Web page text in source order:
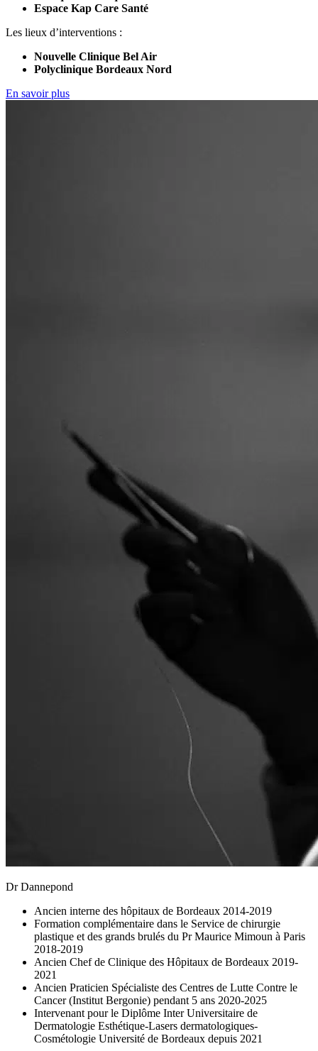
Espace Kap Care Santé
Les lieux d’interventions :
Nouvelle Clinique Bel Air
Polyclinique Bordeaux Nord
En savoir plus
Dr Dannepond
Ancien interne des hôpitaux de Bordeaux 2014-2019
Formation complémentaire dans le Service de chirurgie
plastique et des grands brulés du Pr Maurice Mimoun à Paris
2018-2019
Ancien Chef de Clinique des Hôpitaux de Bordeaux 2019-
2021
Ancien Praticien Spécialiste des Centres de Lutte Contre le
Cancer (Institut Bergonie) pendant 5 ans 2020-2025
Intervenant pour le Diplôme Inter Universitaire de
Dermatologie Esthétique-Lasers dermatologiques-
Cosmétologie Université de Bordeaux depuis 2021